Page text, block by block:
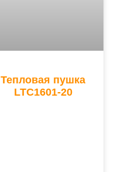
Тепловая пушка
LTC1601-20